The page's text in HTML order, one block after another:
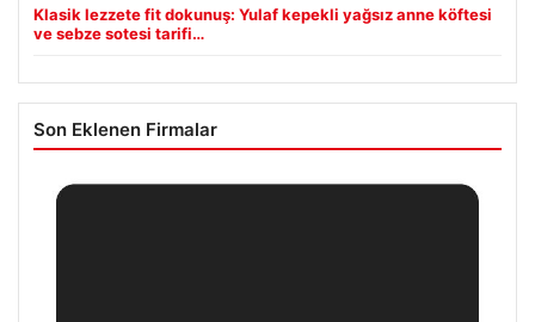
Klasik lezzete fit dokunuş: Yulaf kepekli yağsız anne köftesi
ve sebze sotesi tarifi…
Son Eklenen Firmalar